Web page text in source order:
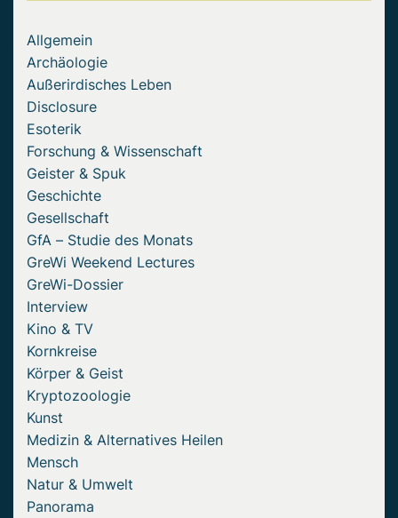
Allgemein
Archäologie
Außerirdisches Leben
Disclosure
Esoterik
Forschung & Wissenschaft
Geister & Spuk
Geschichte
Gesellschaft
GfA – Studie des Monats
GreWi Weekend Lectures
GreWi-Dossier
Interview
Kino & TV
Kornkreise
Körper & Geist
Kryptozoologie
Kunst
Medizin & Alternatives Heilen
Mensch
Natur & Umwelt
Panorama